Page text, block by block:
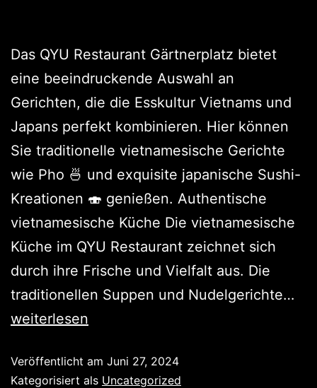
Das QYU Restaurant Gärtnerplatz bietet
eine beeindruckende Auswahl an
Gerichten, die die Esskultur Vietnams und
Japans perfekt kombinieren. Hier können
Sie traditionelle vietnamesische Gerichte
wie Pho 🍜 und exquisite japanische Sushi-
Kreationen 🍣 genießen. Authentische
vietnamesische Küche Die vietnamesische
Küche im QYU Restaurant zeichnet sich
durch ihre Frische und Vielfalt aus. Die
traditionellen Suppen und Nudelgerichte…
weiterlesen
Veröffentlicht am Juni 27, 2024
Kategorisiert als Uncategorized